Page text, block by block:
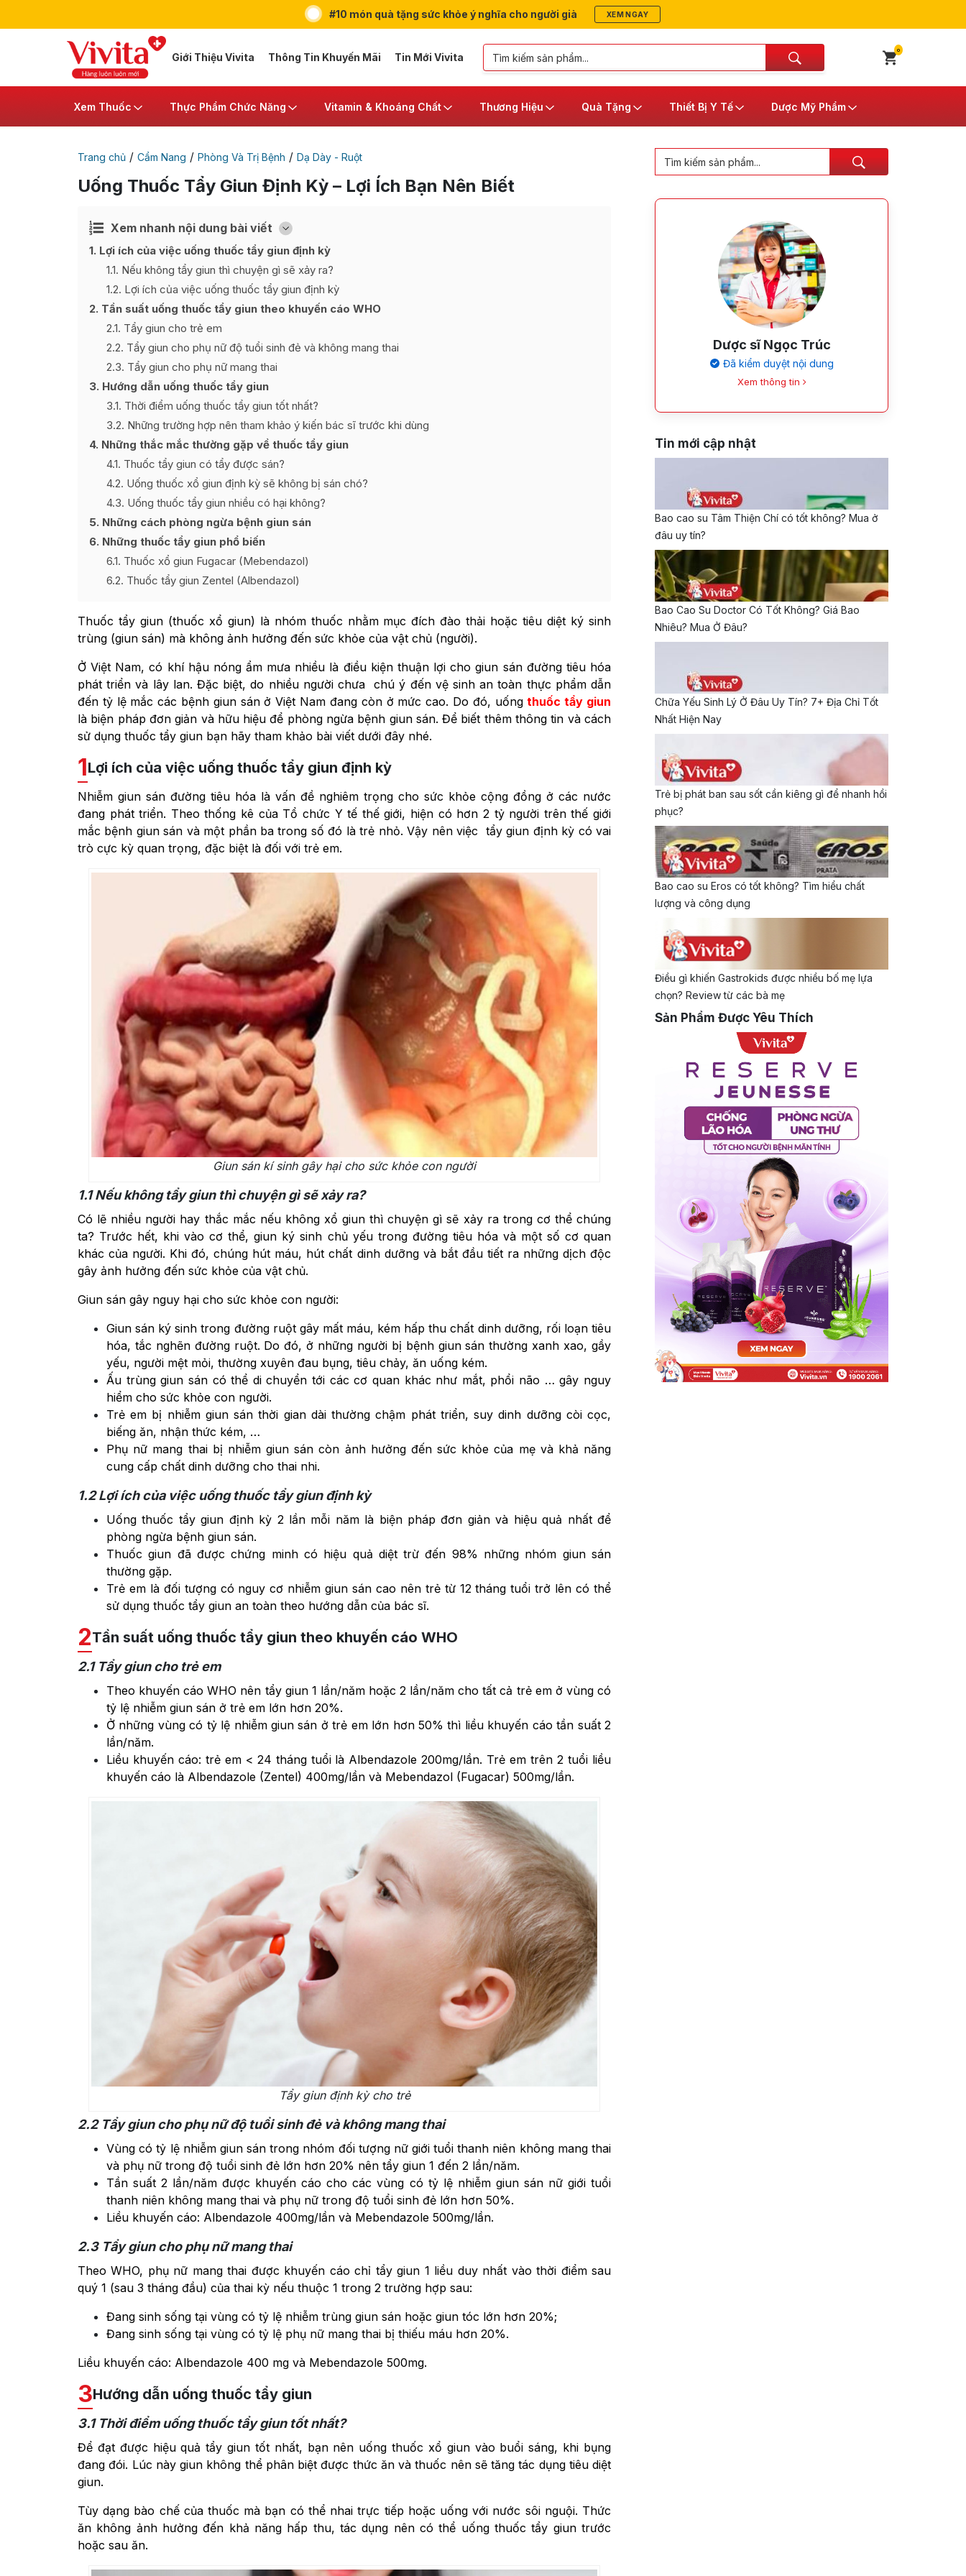
#10 món quà tặng sức khỏe ý nghĩa cho người già XEM NGAY
Giới Thiệu Vivita Thông Tin Khuyến Mãi Tin Mới Vivita
0
Xem Thuốc Thực Phẩm Chức Năng Vitamin & Khoáng Chất Thương Hiệu Quà Tặng Thiết Bị Y Tế Dược Mỹ Phẩm
Trang chủ / Cẩm Nang / Phòng Và Trị Bệnh / Dạ Dày - Ruột
Uống Thuốc Tẩy Giun Định Kỳ – Lợi Ích Bạn Nên Biết
Xem nhanh nội dung bài viết [
Ẩn
1 Lợi ích của việc uống thuốc tẩy giun định kỳ
1.1 Nếu không tẩy giun thì chuyện gì sẽ xảy ra?
1.2 Lợi ích của việc uống thuốc tẩy giun định kỳ
2 Tần suất uống thuốc tẩy giun theo khuyến cáo WHO
2.1 Tẩy giun cho trẻ em
2.2 Tẩy giun cho phụ nữ độ tuổi sinh đẻ và không mang thai
2.3 Tẩy giun cho phụ nữ mang thai
3 Hướng dẫn uống thuốc tẩy giun
3.1 Thời điểm uống thuốc tẩy giun tốt nhất?
3.2 Những trường hợp nên tham khảo ý kiến bác sĩ trước khi dùng
4 Những thắc mắc thường gặp về thuốc tẩy giun
4.1 Thuốc tẩy giun có tẩy được sán?
4.2 Uống thuốc xổ giun định kỳ sẽ không bị sán chó?
4.3 Uống thuốc tẩy giun nhiều có hại không?
5 Những cách phòng ngừa bệnh giun sán
6 Những thuốc tẩy giun phổ biến
6.1 Thuốc xổ giun Fugacar (Mebendazol)
6.2 Thuốc tẩy giun Zentel (Albendazol)
Thuốc tẩy giun (thuốc xổ giun) là nhóm thuốc nhằm mục đích đào thải hoặc tiêu diệt ký sinh
trùng (giun sán) mà không ảnh hưởng đến sức khỏe của vật chủ (người).
Ở Việt Nam, có khí hậu nóng ẩm mưa nhiều là điều kiện thuận lợi cho giun sán đường tiêu hóa
phát triển và lây lan. Đặc biệt, do nhiều người chưa chú ý đến vệ sinh an toàn thực phẩm dẫn
đến tỷ lệ mắc các bệnh giun sán ở Việt Nam đang còn ở mức cao. Do đó, uốngthuốc tẩy giun
là biện pháp đơn giản và hữu hiệu để phòng ngừa bệnh giun sán. Để biết thêm thông tin và cách
sử dụng thuốc tẩy giun bạn hãy tham khảo bài viết dưới đây nhé.
1Lợi ích của việc uống thuốc tẩy giun định kỳ
Nhiễm giun sán đường tiêu hóa là vấn đề nghiêm trọng cho sức khỏe cộng đồng ở các nước
đang phát triển. Theo thống kê của Tổ chức Y tế thế giới, hiện có hơn 2 tỷ người trên thế giới
mắc bệnh giun sán và một phần ba trong số đó là trẻ nhỏ. Vậy nên việc tẩy giun định kỳ có vai
trò cực kỳ quan trọng, đặc biệt là đối với trẻ em.
Giun sán kí sinh gây hại cho sức khỏe con người
1.1 Nếu không tẩy giun thì chuyện gì sẽ xảy ra?
Có lẽ nhiều người hay thắc mắc nếu không xổ giun thì chuyện gì sẽ xảy ra trong cơ thể chúng
ta? Trước hết, khi vào cơ thể, giun ký sinh chủ yếu trong đường tiêu hóa và một số cơ quan
khác của người. Khi đó, chúng hút máu, hút chất dinh dưỡng và bắt đầu tiết ra những dịch độc
gây ảnh hưởng đến sức khỏe của vật chủ.
Giun sán gây nguy hại cho sức khỏe con người:
Giun sán ký sinh trong đường ruột gây mất máu, kém hấp thu chất dinh dưỡng, rối loạn tiêu
hóa, tắc nghẽn đường ruột. Do đó, ở những người bị bệnh giun sán thường xanh xao, gầy
yếu, người mệt mỏi, thường xuyên đau bụng, tiêu chảy, ăn uống kém.
Ấu trùng giun sán có thể di chuyển tới các cơ quan khác như mắt, phổi não … gây nguy
hiểm cho sức khỏe con người.
Trẻ em bị nhiễm giun sán thời gian dài thường chậm phát triển, suy dinh dưỡng còi cọc,
biếng ăn, nhận thức kém, …
Phụ nữ mang thai bị nhiễm giun sán còn ảnh hưởng đến sức khỏe của mẹ và khả năng
cung cấp chất dinh dưỡng cho thai nhi.
1.2 Lợi ích của việc uống thuốc tẩy giun định kỳ
Uống thuốc tẩy giun định kỳ 2 lần mỗi năm là biện pháp đơn giản và hiệu quả nhất để
phòng ngừa bệnh giun sán.
Thuốc giun đã được chứng minh có hiệu quả diệt trừ đến 98% những nhóm giun sán
thường gặp.
Trẻ em là đối tượng có nguy cơ nhiễm giun sán cao nên trẻ từ 12 tháng tuổi trở lên có thể
sử dụng thuốc tẩy giun an toàn theo hướng dẫn của bác sĩ.
2Tần suất uống thuốc tẩy giun theo khuyến cáo WHO
2.1 Tẩy giun cho trẻ em
Theo khuyến cáo WHO nên tẩy giun 1 lần/năm hoặc 2 lần/năm cho tất cả trẻ em ở vùng có
tỷ lệ nhiễm giun sán ở trẻ em lớn hơn 20%.
Ở những vùng có tỷ lệ nhiễm giun sán ở trẻ em lớn hơn 50% thì liều khuyến cáo tần suất 2
lần/năm.
Liều khuyến cáo: trẻ em < 24 tháng tuổi là Albendazole 200mg/lần. Trẻ em trên 2 tuổi liều
khuyến cáo là Albendazole (Zentel) 400mg/lần và Mebendazol (Fugacar) 500mg/lần.
Tẩy giun định kỳ cho trẻ
2.2 Tẩy giun cho phụ nữ độ tuổi sinh đẻ và không mang thai
Vùng có tỷ lệ nhiễm giun sán trong nhóm đối tượng nữ giới tuổi thanh niên không mang thai
và phụ nữ trong độ tuổi sinh đẻ lớn hơn 20% nên tẩy giun 1 đến 2 lần/năm.
Tần suất 2 lần/năm được khuyến cáo cho các vùng có tỷ lệ nhiễm giun sán nữ giới tuổi
thanh niên không mang thai và phụ nữ trong độ tuổi sinh đẻ lớn hơn 50%.
Liều khuyến cáo: Albendazole 400mg/lần và Mebendazole 500mg/lần.
2.3 Tẩy giun cho phụ nữ mang thai
Theo WHO, phụ nữ mang thai được khuyến cáo chỉ tẩy giun 1 liều duy nhất vào thời điểm sau
quý 1 (sau 3 tháng đầu) của thai kỳ nếu thuộc 1 trong 2 trường hợp sau:
Đang sinh sống tại vùng có tỷ lệ nhiễm trùng giun sán hoặc giun tóc lớn hơn 20%;
Đang sinh sống tại vùng có tỷ lệ phụ nữ mang thai bị thiếu máu hơn 20%.
Liều khuyến cáo: Albendazole 400 mg và Mebendazole 500mg.
3Hướng dẫn uống thuốc tẩy giun
3.1 Thời điểm uống thuốc tẩy giun tốt nhất?
Để đạt được hiệu quả tẩy giun tốt nhất, bạn nên uống thuốc xổ giun vào buổi sáng, khi bụng
đang đói. Lúc này giun không thể phân biệt được thức ăn và thuốc nên sẽ tăng tác dụng tiêu diệt
giun.
Tùy dạng bào chế của thuốc mà bạn có thể nhai trực tiếp hoặc uống với nước sôi nguội. Thức
ăn không ảnh hưởng đến khả năng hấp thu, tác dụng nên có thể uống thuốc tẩy giun trước
hoặc sau ăn.
Dược sĩ Ngọc Trúc
Đã kiểm duyệt nội dung
Xem thông tin
Tin mới cập nhật
Bao cao su Tâm Thiện Chí có tốt không? Mua ở
đâu uy tín?
Bao Cao Su Doctor Có Tốt Không? Giá Bao
Nhiêu? Mua Ở Đâu?
Chữa Yếu Sinh Lý Ở Đâu Uy Tín? 7+ Địa Chỉ Tốt
Nhất Hiện Nay
Trẻ bị phát ban sau sốt cần kiêng gì để nhanh hồi
phục?
Bao cao su Eros có tốt không? Tìm hiểu chất
lượng và công dụng
Điều gì khiến Gastrokids được nhiều bố mẹ lựa
chọn? Review từ các bà mẹ
Sản Phẩm Được Yêu Thích